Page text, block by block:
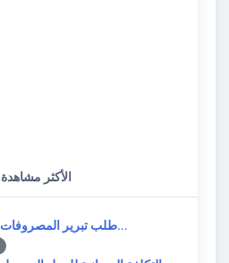
الأكثر مشاهدة
طلب تبرير المصروفاتطلب مبرر الإنفاق: د…